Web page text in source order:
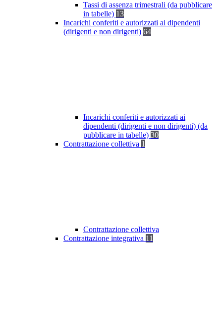
Tassi di assenza trimestrali (da pubblicare
in tabelle) 13
Incarichi conferiti e autorizzati ai dipendenti
(dirigenti e non dirigenti) 64
Incarichi conferiti e autorizzati ai
dipendenti (dirigenti e non dirigenti) (da
pubblicare in tabelle) 30
Contrattazione collettiva 1
Contrattazione collettiva
Contrattazione integrativa 11